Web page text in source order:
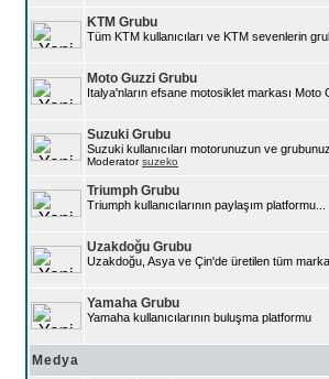
KTM Grubu
Tüm KTM kullanıcıları ve KTM sevenlerin
Moto Guzzi Grubu
Italya'nların efsane motosiklet markası Moto
Suzuki Grubu
Suzuki kullanıcıları motorunuzun ve
Moderatorsuzeko
Triumph Grubu
Triumph kullanıcılarının paylaşım platformu...
Uzakdoğu Grubu
Uzakdoğu, Asya ve Çin'de üretilen tüm
Yamaha Grubu
Yamaha kullanıcılarının buluşma platformu
Medya